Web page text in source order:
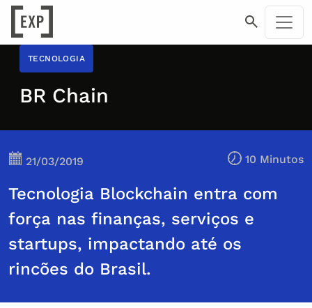
TECNOLOGIA
BR Chain
21/03/2019 10 Minutos
Tecnologia Blockchain entra com
força nas finanças, serviços e
startups, impactando até os
rincões do Brasil.